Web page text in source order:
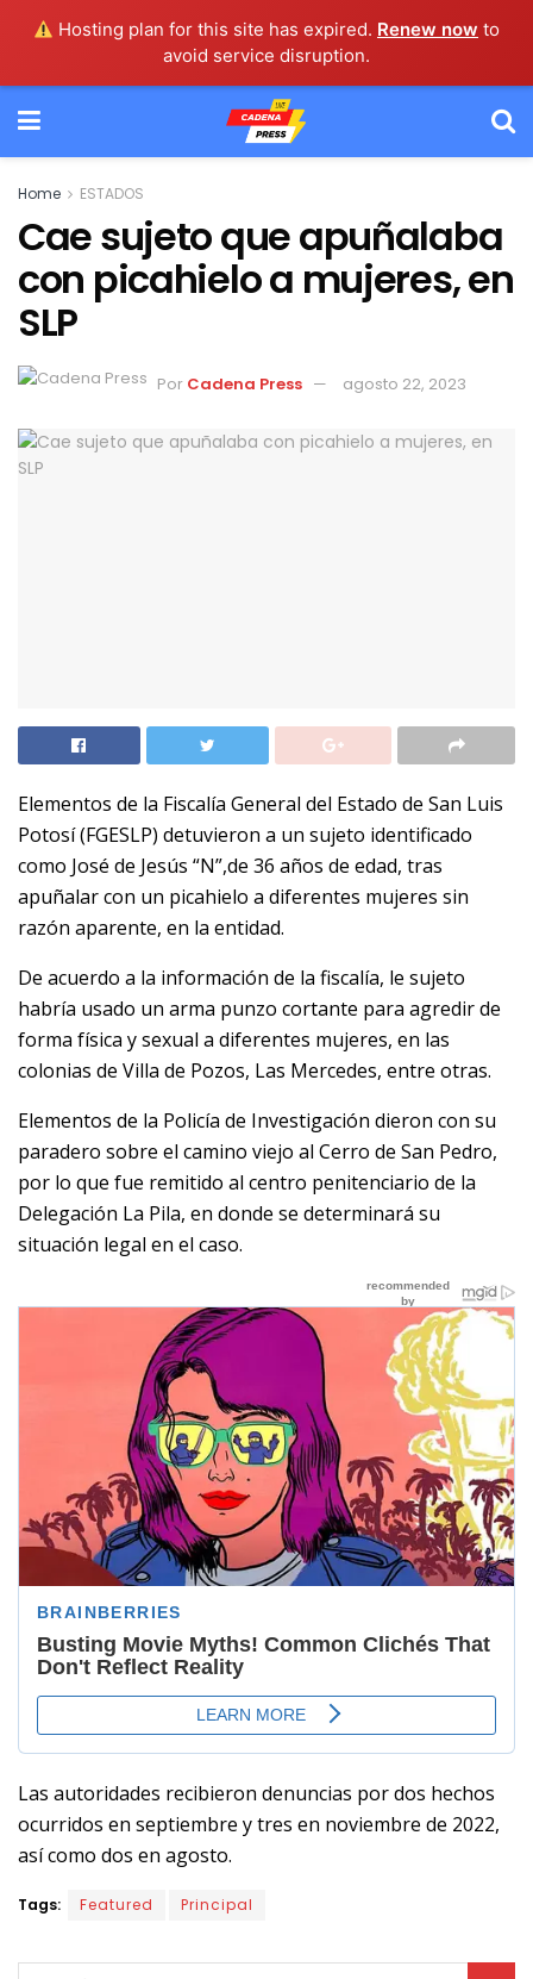
Hosting plan for this site has expired. Renew now to
avoid service disruption.
Home ESTADOS
Cae sujeto que apuñalaba
con picahielo a mujeres, en
SLP
Por Cadena Press agosto 22, 2023
Elementos de la Fiscalía General del Estado de San Luis
Potosí (FGESLP) detuvieron a un sujeto identificado
como José de Jesús “N”,de 36 años de edad, tras
apuñalar con un picahielo a diferentes mujeres sin
razón aparente, en la entidad.
De acuerdo a la información de la fiscalía, le sujeto
habría usado un arma punzo cortante para agredir de
forma física y sexual a diferentes mujeres, en las
colonias de Villa de Pozos, Las Mercedes, entre otras.
Elementos de la Policía de Investigación dieron con su
paradero sobre el camino viejo al Cerro de San Pedro,
por lo que fue remitido al centro penitenciario de la
Delegación La Pila, en donde se determinará su
situación legal en el caso.
Las autoridades recibieron denuncias por dos hechos
ocurridos en septiembre y tres en noviembre de 2022,
así como dos en agosto.
Tags: Featured Principal